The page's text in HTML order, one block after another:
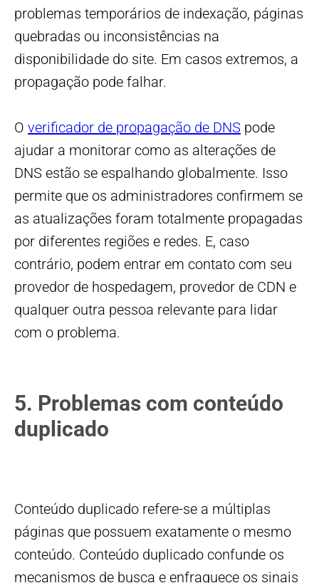
problemas temporários de indexação, páginas
quebradas ou inconsistências na
disponibilidade do site. Em casos extremos, a
propagação pode falhar.
O verificador de propagação de DNS pode
ajudar a monitorar como as alterações de
DNS estão se espalhando globalmente. Isso
permite que os administradores confirmem se
as atualizações foram totalmente propagadas
por diferentes regiões e redes. E, caso
contrário, podem entrar em contato com seu
provedor de hospedagem, provedor de CDN e
qualquer outra pessoa relevante para lidar
com o problema.
5. Problemas com conteúdo
duplicado
Conteúdo duplicado refere-se a múltiplas
páginas que possuem exatamente o mesmo
conteúdo. Conteúdo duplicado confunde os
mecanismos de busca e enfraquece os sinais